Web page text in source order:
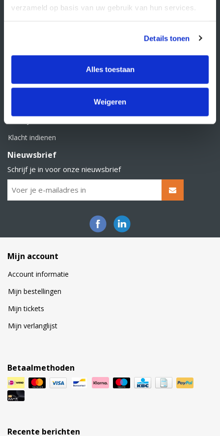
verzameld op basis van uw gebruik van hun services.
Details tonen
Alles toestaan
Weigeren
Retourbeleid
Klacht indienen
Nieuwsbrief
Schrijf je in voor onze nieuwsbrief
Mijn account
Account informatie
Mijn bestellingen
Mijn tickets
Mijn verlanglijst
Betaalmethoden
Recente berichten